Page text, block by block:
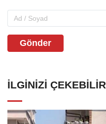
Gönder
İLGINIZI ÇEKEBILIR